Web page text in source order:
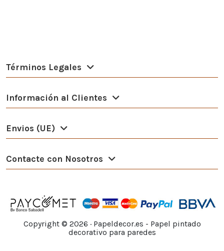
Términos Legales
Información al Clientes
Envios (UE)
Contacte con Nosotros
Copyright © 2026 · Papeldecor.es - Papel pintado
decorativo para paredes